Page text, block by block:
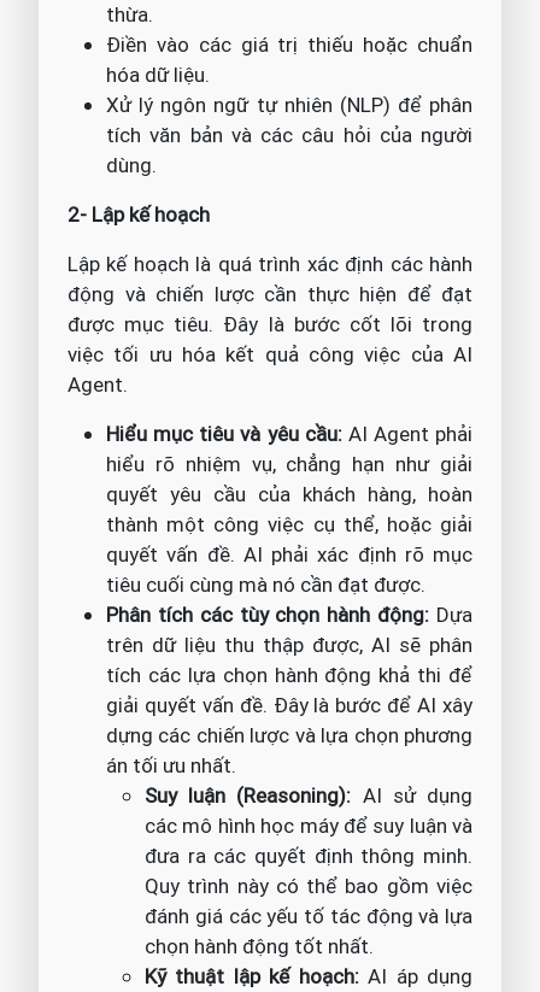
thừa.
Điền vào các giá trị thiếu hoặc chuẩn
hóa dữ liệu.
Xử lý ngôn ngữ tự nhiên (NLP) để phân
tích văn bản và các câu hỏi của người
dùng.
2- Lập kế hoạch
Lập kế hoạch là quá trình xác định các hành
động và chiến lược cần thực hiện để đạt
được mục tiêu. Đây là bước cốt lõi trong
việc tối ưu hóa kết quả công việc của AI
Agent.
Hiểu mục tiêu và yêu cầu:AI Agent phải
hiểu rõ nhiệm vụ, chẳng hạn như giải
quyết yêu cầu của khách hàng, hoàn
thành một công việc cụ thể, hoặc giải
quyết vấn đề. AI phải xác định rõ mục
tiêu cuối cùng mà nó cần đạt được.
Phân tích các tùy chọn hành động: Dựa
trên dữ liệu thu thập được, AI sẽ phân
tích các lựa chọn hành động khả thi để
giải quyết vấn đề. Đây là bước để AI xây
dựng các chiến lược và lựa chọn phương
án tối ưu nhất.
Suy luận (Reasoning): AI sử dụng
các mô hình học máy để suy luận và
đưa ra các quyết định thông minh.
Quy trình này có thể bao gồm việc
đánh giá các yếu tố tác động và lựa
chọn hành động tốt nhất.
Kỹ thuật lập kế hoạch:AI áp dụng